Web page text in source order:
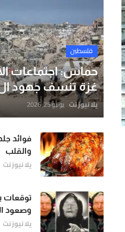
فلسطين
حماس: اجتماعات
غزة تنسف جهود
يلا نيوز نت يونيو 25, 2026
فوائد
والقلب
يلا نيوز نت
توقعات
وصعود
يلا نيوز نت